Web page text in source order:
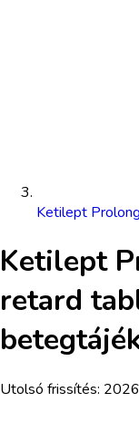
Ketilept
Ketilept
retard
Utolsó frissítés: